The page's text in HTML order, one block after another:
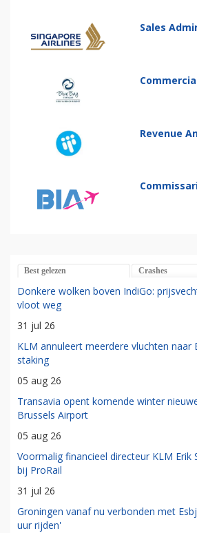
Sales
Revenue
Best gelezen Crashes
Donkere wolken boven IndiGo:
vloot weg
31 jul 26
KLM annuleert meerdere vluchten naar
staking
05 aug 26
Transavia opent komende winter
Brussels Airport
05 aug 26
Voormalig financieel directeur KLM Erik
bij ProRail
31 jul 26
Groningen vanaf nu verbonden met
uur rijden'